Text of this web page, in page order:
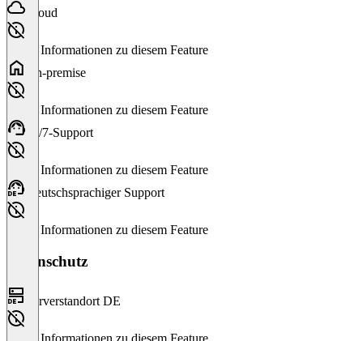
Cloud
Keine Informationen zu diesem Feature
On-premise
Keine Informationen zu diesem Feature
24/7-Support
Keine Informationen zu diesem Feature
Deutschsprachiger Support
Keine Informationen zu diesem Feature
Datenschutz
Serverstandort DE
Keine Informationen zu diesem Feature